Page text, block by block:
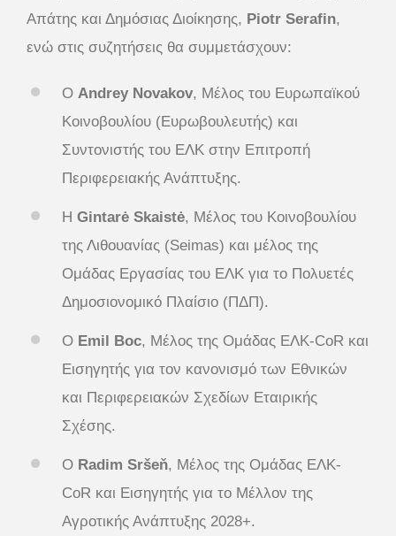
Απάτης και Δημόσιας Διοίκησης, Piotr Serafin,
ενώ στις συζητήσεις θα συμμετάσχουν:
Ο Andrey Novakov, Μέλος του Ευρωπαϊκού
Κοινοβουλίου (Ευρωβουλευτής) και
Συντονιστής του ΕΛΚ στην Επιτροπή
Περιφερειακής Ανάπτυξης.
Η Gintarė Skaistė, Μέλος του Κοινοβουλίου
της Λιθουανίας (Seimas) και μέλος της
Ομάδας Εργασίας του ΕΛΚ για το Πολυετές
Δημοσιονομικό Πλαίσιο (ΠΔΠ).
Ο Emil Boc, Μέλος της Ομάδας ΕΛΚ-CoR και
Εισηγητής για τον κανονισμό των Εθνικών
και Περιφερειακών Σχεδίων Εταιρικής
Σχέσης.
Ο Radim Sršeň, Μέλος της Ομάδας ΕΛΚ-
CoR και Εισηγητής για το Μέλλον της
Αγροτικής Ανάπτυξης 2028+.